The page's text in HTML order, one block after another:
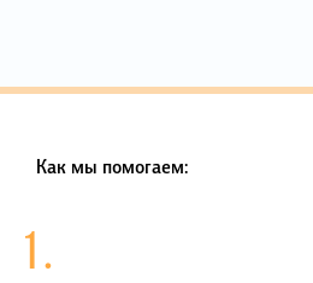
Как мы помогаем:
1.